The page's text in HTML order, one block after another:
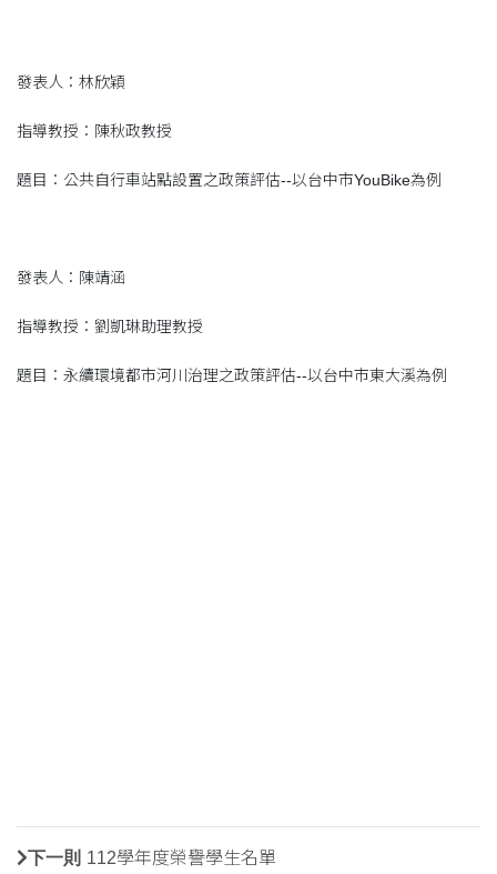
發表人：林欣穎
指導教授：陳秋政教授
題目：公共自行車站點設置之政策評估--以台中市YouBike為例
發表人：陳靖涵
指導教授：劉凱琳助理教授
題目：永續環境都市河川治理之政策評估--以台中市東大溪為例
下一則 112學年度榮譽學生名單